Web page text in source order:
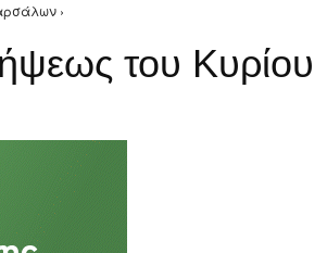
›
του Κυρίου